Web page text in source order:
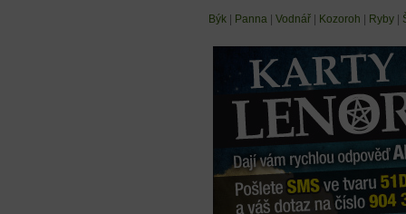
Býk Panna Vodnář Kozoroh Ryby